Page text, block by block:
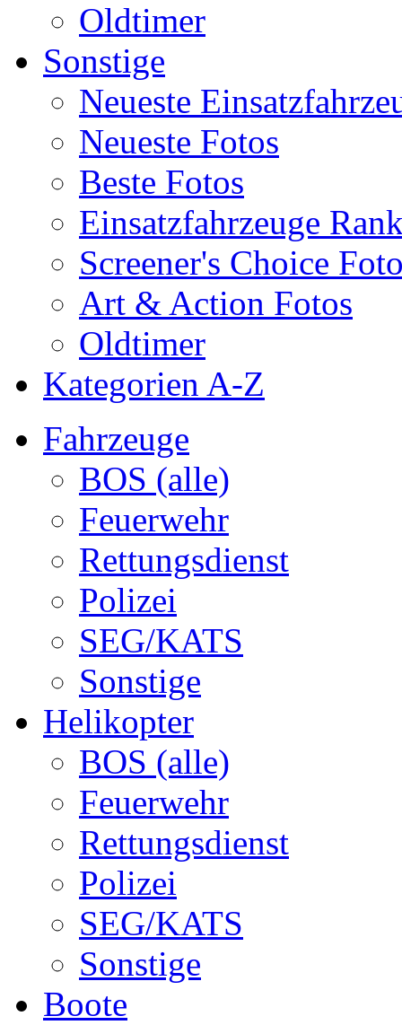
Oldtimer
Sonstige
Neueste
Neueste Fotos
Beste Fotos
Einsatzfahrzeuge
Screener's Choice
Art & Action Fotos
Oldtimer
Kategorien A-Z
Fahrzeuge
BOS (alle)
Feuerwehr
Rettungsdienst
Polizei
SEG/KATS
Sonstige
Helikopter
BOS (alle)
Feuerwehr
Rettungsdienst
Polizei
SEG/KATS
Sonstige
Boote